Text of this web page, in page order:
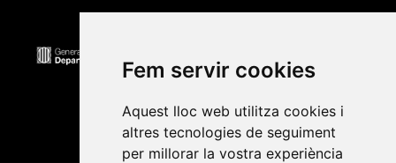
Fem servir cookies
Aquest lloc web utilitza cookies i
altres tecnologies de seguiment
per millorar la vostra experiència